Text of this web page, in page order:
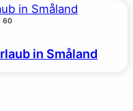
60
in Småland